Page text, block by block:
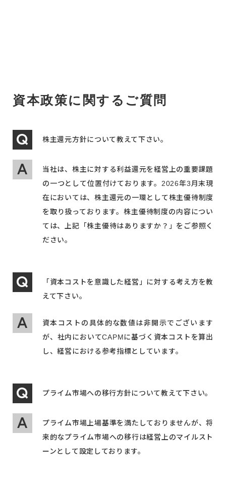
資本政策に関するご質問
株主還元方針について教えて下さい。
当社は、株主に対する利益還元を経営上の重要課題
の一つとして位置付けております。2026年3月末現
在においては、株主還元の一環として株主優待制度
を取り扱っております。株主優待制度の内容につい
ては、上記「株主優待はありますか？」をご参照く
ださい。
「資本コストを意識した経営」に対する考え方を教
えて下さい。
資本コストの具体的な数値は非開示でございます
が、社内においてCAPMに基づく資本コストを算出
し、経営における参考指標としています。
プライム市場への移行方針について教えて下さい。
プライム市場上場基準を満たしておりませんが、将
来的なプライム市場への移行は経営上のマイルスト
ーンとして設定しております。